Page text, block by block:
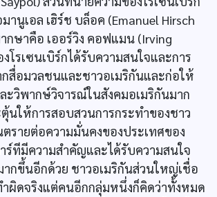
านูเอล เฮิร์ช บล็อค (Emanuel Hirsch
กษาคือ เออร์วิง คอฟแมน (Irving
โรเซนเบิร์กได้รับความสนใจและการ
สื่อมวลชนและชาวอเมริกันและก่อให้
ละวิพากษ์วิจารณ์ในสังคมอเมริกันมาก
นให้การสอบสวนการกระทำของชาว
รายต่อความมั่นคงของประเทศของ
ทีมีความสำคัญและได้รับความสนใจ
กขึ้นอีกด้วย ชาวอเมริกันส่วนใหญ่เชื่อ
ผิดจริงแต่คนอีกกลุ่มหนึ่งก็คิดว่าทั้งหมด